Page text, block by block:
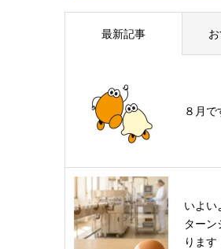
最新記事
８月で
いよい
ターン
ります